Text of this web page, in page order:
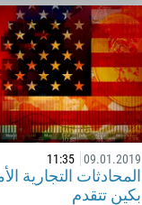
09.01.2019
11:35
المحادثات التجارية
بكين تتقدم